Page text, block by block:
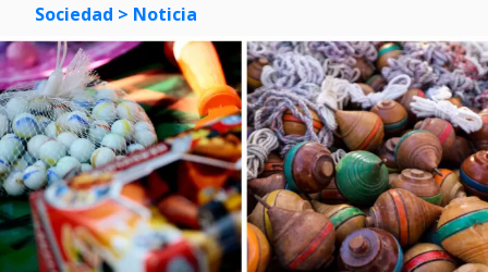
Sociedad > Noticia